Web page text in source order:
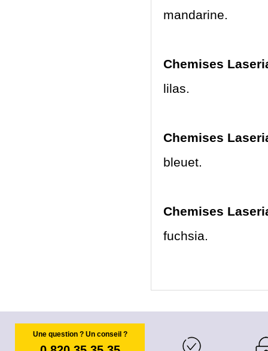
mandarine.
Chemises
lilas.
Chemises
bleuet.
Chemises
fuchsia.
Une question ? Un conseil ?